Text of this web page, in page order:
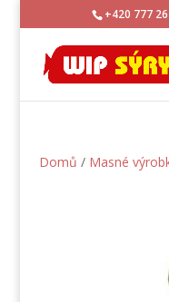
+420 777
Domů / Masné